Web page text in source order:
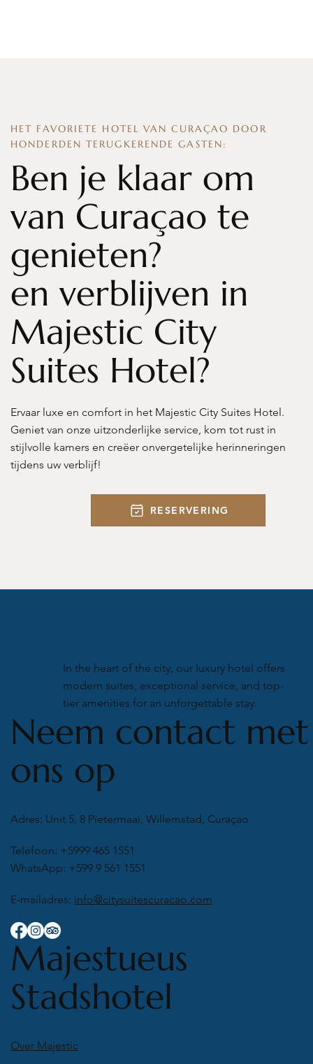
HET FAVORIETE HOTEL VAN CURAÇAO DOOR
HONDERDEN TERUGKERENDE GASTEN:
Ben je klaar om
van Curaçao te
genieten?
en verblijven in
Majestic City
Suites Hotel?
Ervaar luxe en comfort in het Majestic City Suites Hotel.
Geniet van onze uitzonderlijke service, kom tot rust in
stijlvolle kamers en creëer onvergetelijke herinneringen
tijdens uw verblijf!
RESERVERING
In the heart of the city, our luxury hotel offers
modern suites, exceptional service, and top-
tier amenities for an unforgettable stay.
Neem contact met
ons op
Adres: Unit 5, 8 Pietermaai, Willemstad, Curaçao
Telefoon: +5999 465 1551
WhatsApp: +599 9 561 1551
E-mailadres: info@citysuitescuracao.com
Majestueus
Stadshotel
Over Majestic